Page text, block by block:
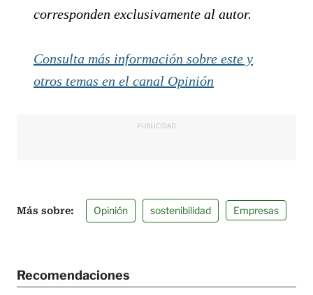
corresponden exclusivamente al autor.
Consulta más información sobre este y
otros temas en el canal Opinión
PUBLICIDAD
Opinión sostenibilidad Empresas
Recomendaciones